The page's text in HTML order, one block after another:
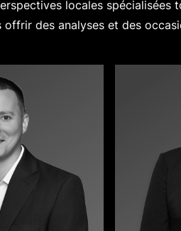
locales spécialisées
des analyses et des